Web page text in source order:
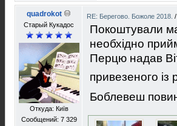
quadrokot
Старый Кукадос
Откуда: Київ
Сообщений: 7 329
RE: Берегово. Божоле 2018. /
Покоштували
необхідно
Перцю надав
привезеного із
Боблевеш